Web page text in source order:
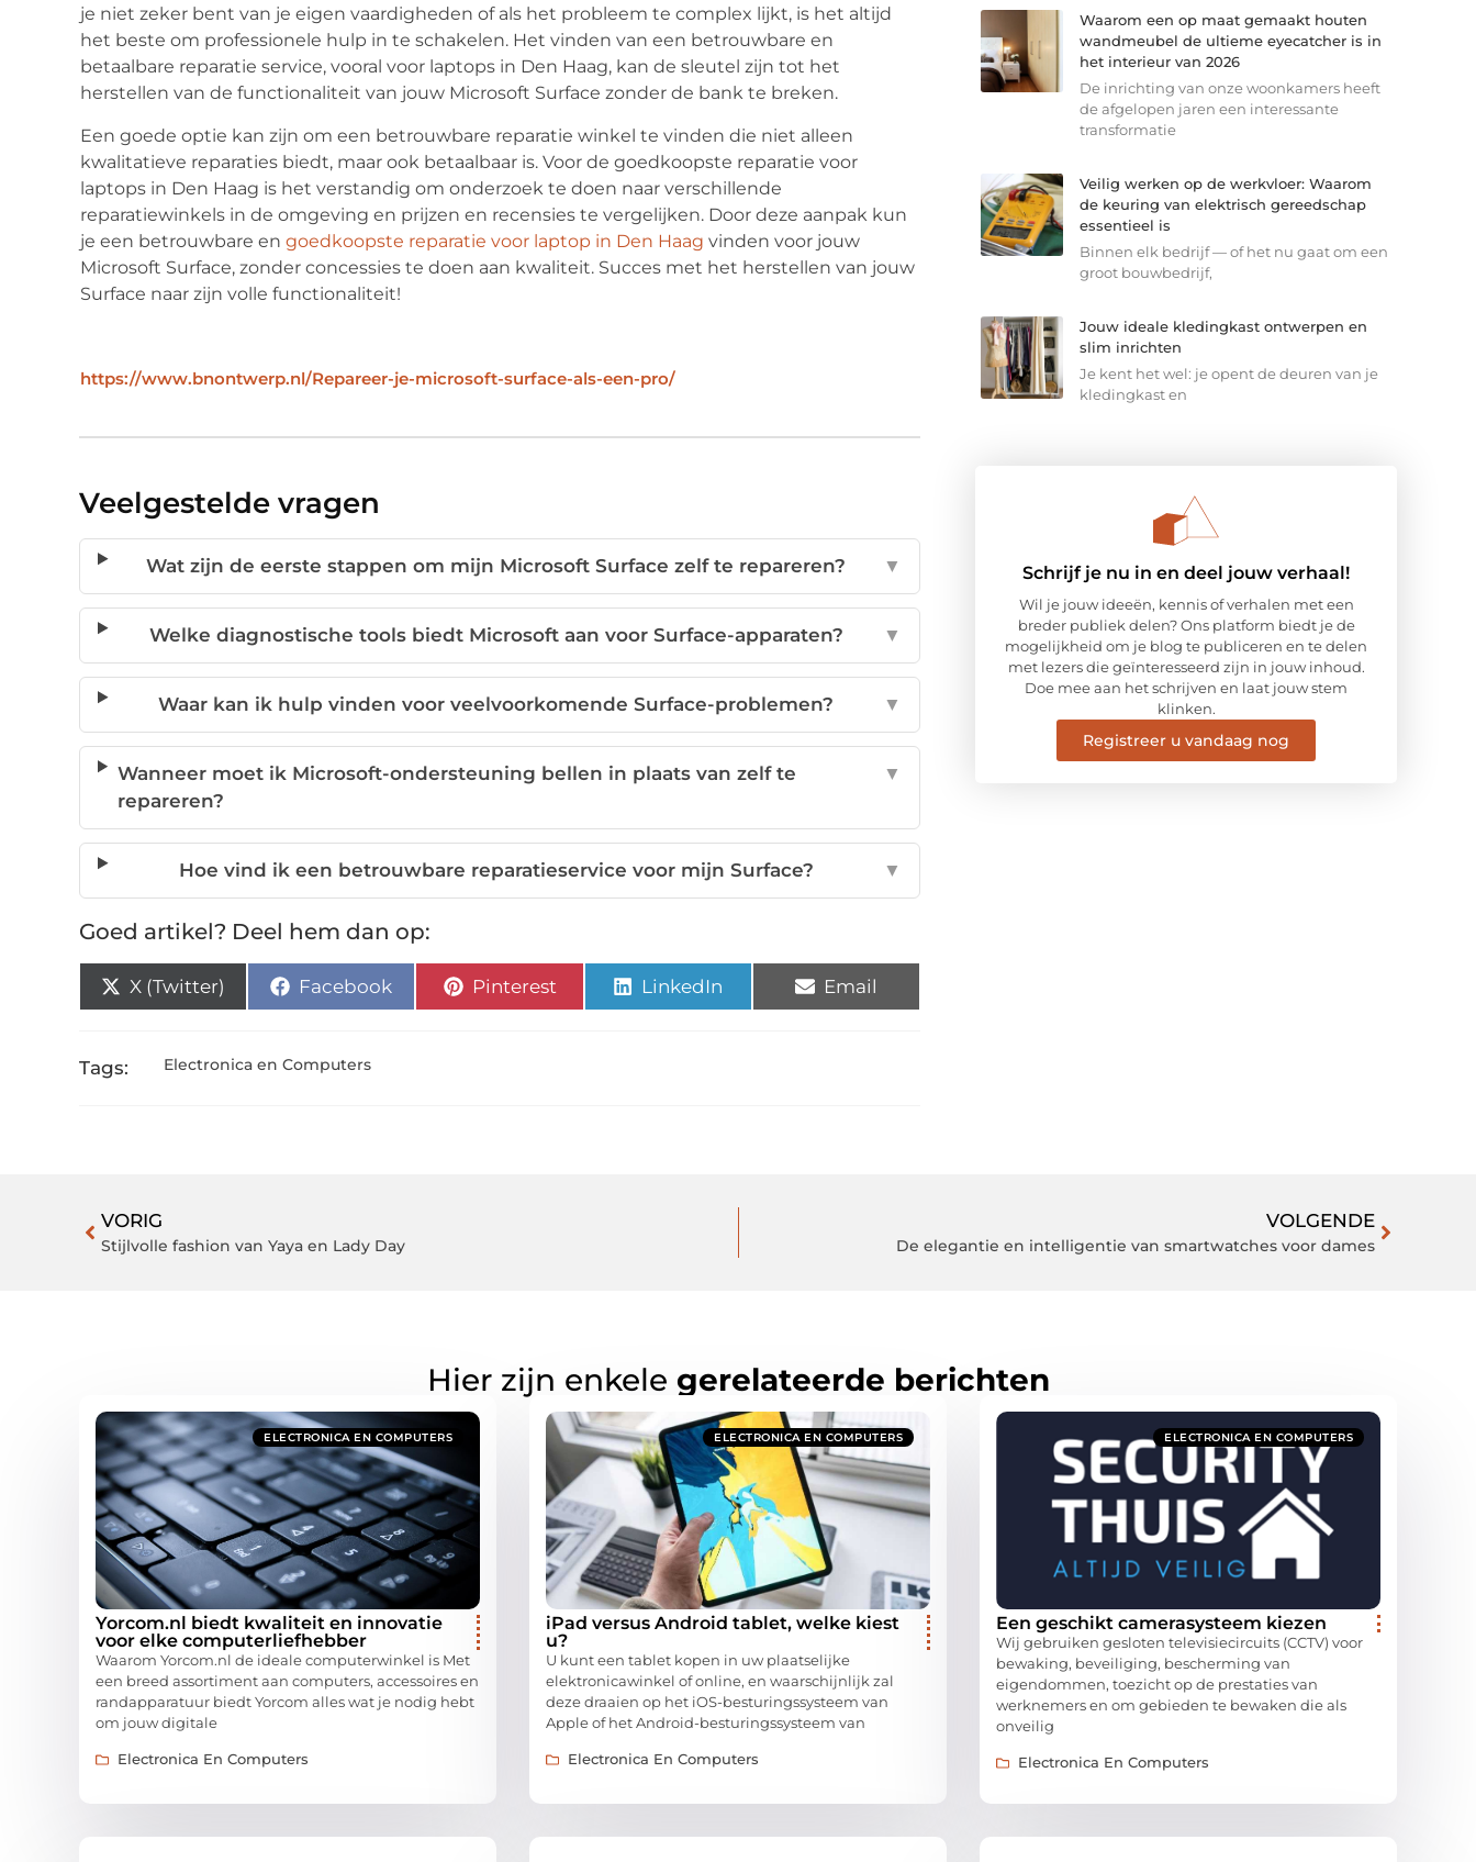
je niet zeker bent van je eigen vaardigheden of als het probleem te complex lijkt, is het altijd
het beste om professionele hulp in te schakelen. Het vinden van een betrouwbare en
betaalbare reparatie service, vooral voor laptops in Den Haag, kan de sleutel zijn tot het
herstellen van de functionaliteit van jouw Microsoft Surface zonder de bank te breken.
Een goede optie kan zijn om een betrouwbare reparatie winkel te vinden die niet alleen
kwalitatieve reparaties biedt, maar ook betaalbaar is. Voor de goedkoopste reparatie voor
laptops in Den Haag is het verstandig om onderzoek te doen naar verschillende
reparatiewinkels in de omgeving en prijzen en recensies te vergelijken. Door deze aanpak kun
je een betrouwbare en goedkoopste reparatie voor laptop in Den Haag vinden voor jouw
Microsoft Surface, zonder concessies te doen aan kwaliteit. Succes met het herstellen van jouw
Surface naar zijn volle functionaliteit!
https://www.bnontwerp.nl/Repareer-je-microsoft-surface-als-een-pro/
Veelgestelde vragen
Wat zijn de eerste stappen om mijn Microsoft Surface zelf te repareren? ▼
Welke diagnostische tools biedt Microsoft aan voor Surface-apparaten? ▼
Waar kan ik hulp vinden voor veelvoorkomende Surface-problemen? ▼
Wanneer moet ik Microsoft-ondersteuning bellen in plaats van zelf te
repareren?
▼
Hoe vind ik een betrouwbare reparatieservice voor mijn Surface? ▼
Goed artikel? Deel hem dan op:
X (Twitter) Facebook Pinterest LinkedIn Email
Tags: Electronica en Computers
Waarom een op maat gemaakt houten
wandmeubel de ultieme eyecatcher is in
het interieur van 2026
De inrichting van onze woonkamers heeft
de afgelopen jaren een interessante
transformatie
Veilig werken op de werkvloer: Waarom
de keuring van elektrisch gereedschap
essentieel is
Binnen elk bedrijf — of het nu gaat om een
groot bouwbedrijf,
Jouw ideale kledingkast ontwerpen en
slim inrichten
Je kent het wel: je opent de deuren van je
kledingkast en
Schrijf je nu in en deel jouw verhaal!
Wil je jouw ideeën, kennis of verhalen met een
breder publiek delen? Ons platform biedt je de
mogelijkheid om je blog te publiceren en te delen
met lezers die geïnteresseerd zijn in jouw inhoud.
Doe mee aan het schrijven en laat jouw stem
klinken.
Registreer u vandaag nog
VORIG
Stijlvolle fashion van Yaya en Lady Day
VOLGENDE
De elegantie en intelligentie van smartwatches voor dames
Hier zijn enkele gerelateerde berichten
ELECTRONICA EN COMPUTERS
Yorcom.nl biedt kwaliteit en innovatie
voor elke computerliefhebber
Waarom Yorcom.nl de ideale computerwinkel is Met
een breed assortiment aan computers, accessoires en
randapparatuur biedt Yorcom alles wat je nodig hebt
om jouw digitale
Electronica En Computers
ELECTRONICA EN COMPUTERS
iPad versus Android tablet, welke kiest
u?
U kunt een tablet kopen in uw plaatselijke
elektronicawinkel of online, en waarschijnlijk zal
deze draaien op het iOS-besturingssysteem van
Apple of het Android-besturingssysteem van
Electronica En Computers
ELECTRONICA EN COMPUTERS
Een geschikt camerasysteem kiezen
Wij gebruiken gesloten televisiecircuits (CCTV) voor
bewaking, beveiliging, bescherming van
eigendommen, toezicht op de prestaties van
werknemers en om gebieden te bewaken die als
onveilig
Electronica En Computers